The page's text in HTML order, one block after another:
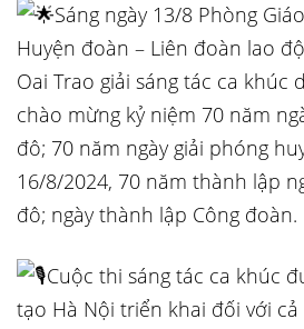
Sáng ngày 13/8 Phòng
Huyện đoàn – Liên đoàn lao
Oai Trao giải sáng tác ca khúc
chào mừng kỷ niệm 70 năm
đô; 70 năm ngày giải phóng
16/8/2024, 70 năm thành lập
đô; ngày thành lập Công đoàn.
Cuộc thi sáng tác ca khúc
tạo Hà Nội triển khai đối với